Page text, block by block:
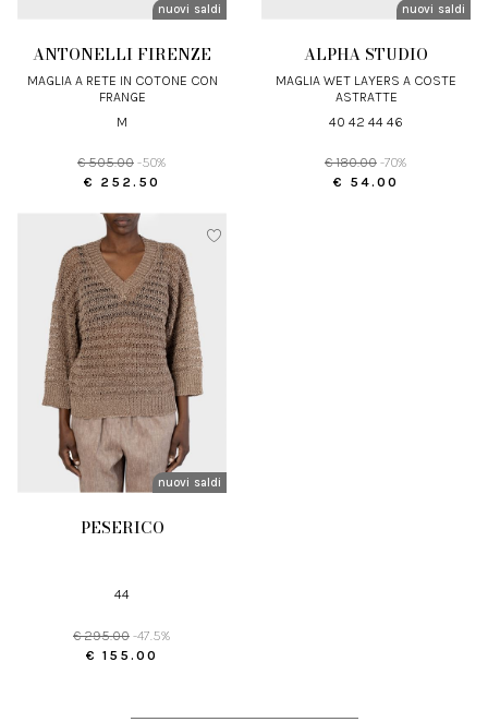
nuovi arrivi
saldi
ANTONELLI FIRENZE
MAGLIA A RETE IN COTONE CON
FRANGE
M
€ 505.00 -50%
€ 252.50
nuovi arrivi
saldi
ALPHA STUDIO
MAGLIA WET LAYERS A COSTE
ASTRATTE
40 42 44 46
€ 180.00 -70%
€ 54.00
nuovi arrivi
saldi
PESERICO
44
€ 295.00 -47.5%
€ 155.00